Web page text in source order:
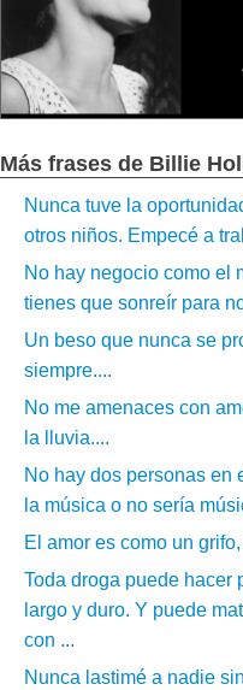
Más frases de Billie
Nunca tuve la
otros niños. Empecé a
No hay negocio como el
tienes que sonreír para
Un beso que nunca se
siempre....
No me amenaces con
la lluvia....
No hay dos personas en
la música o no sería
El amor es como un
Toda droga puede hacer
largo y duro. Y puede
con ...
Nunca lastimé a nadie